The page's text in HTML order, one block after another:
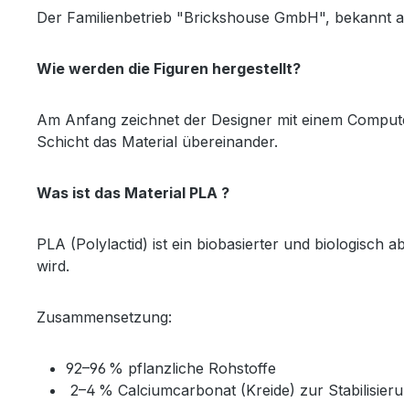
Der Familienbetrieb "Brickshouse GmbH", bekannt
Wie werden die Figuren hergestellt?
Am Anfang zeichnet der Designer mit einem
Schicht das Material übereinander.
Was ist das Material PLA ?
PLA (Polylactid) ist ein biobasierter und biologisch
wird.
Zusammensetzung:
92–96 % pflanzliche Rohstoffe
2–4 % Calciumcarbonat (Kreide) zur